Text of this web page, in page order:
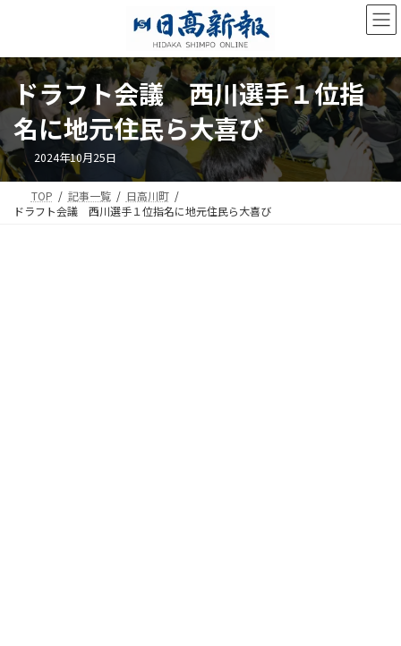
ン
ツ
ス
ッ
プ
ー
シ
ン
移
動
ドラフト会議 西川選手１位指
名に地元住民ら大喜び
2024年10月25日
TOP 記事一覧
日高川町
ドラフト会議 西川選手１位指名に地元住民ら大喜び